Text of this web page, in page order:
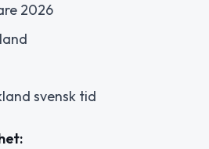
2026
svensk tid